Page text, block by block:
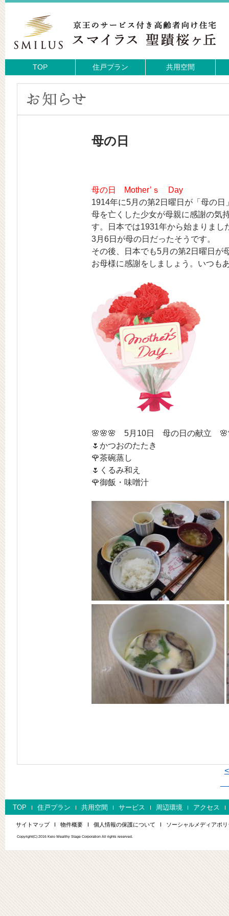
TOP 住戸プラン 共用空間
母の日
母の日 Mother’ｓ Day
1914年に5月の第2日曜日が「母の
母を亡くした少女が母親に感謝の気
す。日本では1931年から始まりまし
3月6日が母の日だったそうです。
その後、日本でも5月の第2日曜日が
お母様に感謝をしましょう。いつも
🌸🌸🌸 5月10日 母の日の献立
🌷かつおのたたき
🌹茶碗蒸し
🌷くるみ和え
🌹御飯・味噌汁
TOP 住戸プラン 共用空間 サービス 周辺環境 アクセス
サイトマップ 物件概要 個人情報の保護について ソーシャルメディアポ
Copyright(C) 2016 Keio Wealthy Stage Corporation All rights reserved.